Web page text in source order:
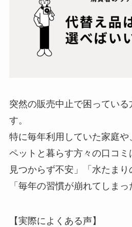
突然の販売中止で困っている
す。
特に毎年利用していた家庭や
ペットと暮らす方々の口コ
見つからず不安」「水たまり
「毎年の習慣が崩れてしまっ
【実際によくある声】